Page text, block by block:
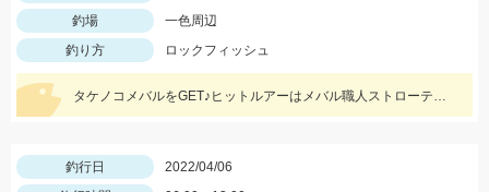
釣場
一色周辺
釣り方
ロックフィッシュ
タケノコメバルをGET♪ヒットルアーはメバル職人ストローテールグラブとテトラワークスユラメキ☆
釣行日
2022/04/06